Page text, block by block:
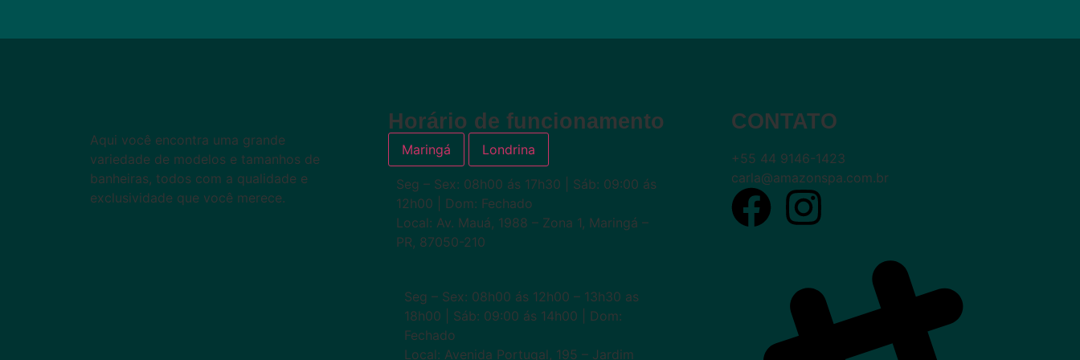
Aqui você encontra uma grande
variedade de modelos e tamanhos de
banheiras, todos com a qualidade e
exclusividade que você merece.
Horário de funcionamento
Maringá Londrina
Seg – Sex: 08h00 ás 17h30 | Sáb: 09:00 ás
12h00 | Dom: Fechado
Local: Av. Mauá, 1988 – Zona 1, Maringá –
PR, 87050-210
Seg – Sex: 08h00 ás 12h00 – 13h30 as
18h00 | Sáb: 09:00 ás 14h00 | Dom:
Fechado
Local: Avenida Portugal, 195 – Jardim
CONTATO
+55 44 9146-1423
carla@amazonspa.com.br